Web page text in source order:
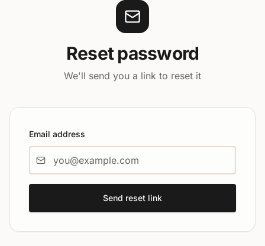
Reset password
We'll send you a link to reset it
Email address
Send reset link